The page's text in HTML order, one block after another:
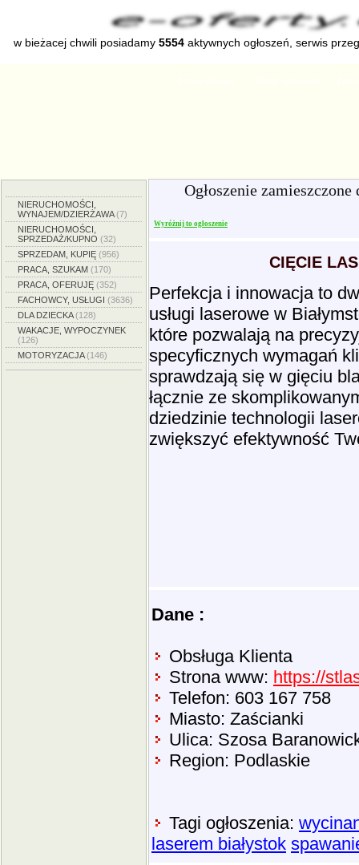
w bieżacej chwili posiadamy5554 aktywnych ogłoszeń, serwis
NIERUCHOMOŚCI,
WYNAJEM/DZIERŻAWA(7)
NIERUCHOMOŚCI,
SPRZEDAŻ/KUPNO (32)
SPRZEDAM, KUPIĘ (956)
PRACA, SZUKAM (170)
PRACA, OFERUJĘ (352)
FACHOWCY, USŁUGI (3636)
DLA DZIECKA(128)
WAKACJE, WYPOCZYNEK
(126)
MOTORYZACJA(146)
Ogłoszenie
Wyróżnij to ogłoszenie
CIĘCIE
Perfekcja i innowacja to
usługi laserowe w
które pozwalają na
specyficznych wymagań
sprawdzają się w gięciu
łącznie ze
dziedzinie technologii
zwiększyć efektywność
Dane :
Obsługa Klienta
Strona www: https://
Telefon: 603 167 758
Miasto: Zaścianki
Ulica: Szosa
Region: Podlaskie
Tagi ogłoszenia:
laserem białystok